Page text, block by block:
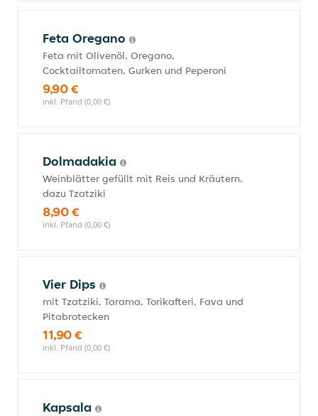
Feta Oregano
Feta mit Olivenöl, Oregano,
Cocktailtomaten, Gurken und Peperoni
9,90 €
inkl. Pfand (0,00 €)
Dolmadakia
Weinblätter gefüllt mit Reis und Kräutern,
dazu Tzatziki
8,90 €
inkl. Pfand (0,00 €)
Vier Dips
mit Tzatziki, Tarama, Torikafteri, Fava und
Pitabrotecken
11,90 €
inkl. Pfand (0,00 €)
Kapsala